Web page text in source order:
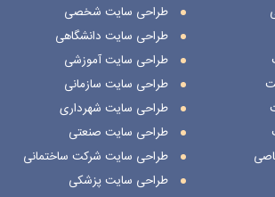
طراحی سایت شخصی
طراحی سایت دانشگاهی
طراحی سایت آموزشی
طراحی سایت سازمانی
طراحی سایت شهرداری
طراحی سایت صنعتی
طراحی سایت شرکت ساختمانی
طراحی سایت پزشکی